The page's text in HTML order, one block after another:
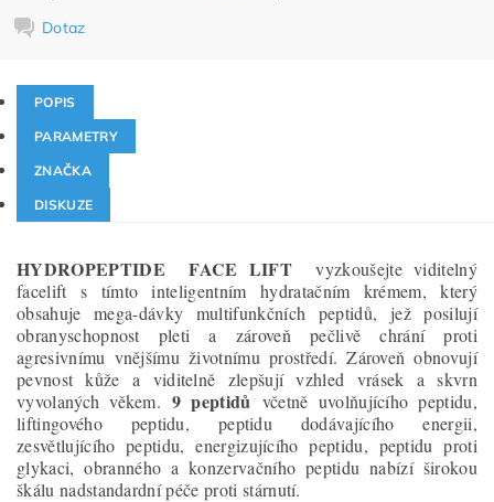
Dotaz
POPIS
PARAMETRY
ZNAČKA
DISKUZE
HYDROPEPTIDE FACE LIFT vyzkoušejte viditelný
facelift s tímto inteligentním hydratačním krémem, který
obsahuje mega-dávky multifunkčních peptidů, jež posilují
obranyschopnost pleti a zároveň pečlivě chrání proti
agresivnímu vnějšímu životnímu prostředí. Zároveň obnovují
pevnost kůže a viditelně zlepšují vzhled vrásek a skvrn
vyvolaných věkem.9 peptidů včetně uvolňujícího peptidu,
liftingového peptidu, peptidu dodávajícího energii,
zesvětlujícího peptidu, energizujícího peptidu, peptidu proti
glykaci, obranného a konzervačního peptidu nabízí širokou
škálu nadstandardní péče proti stárnutí.